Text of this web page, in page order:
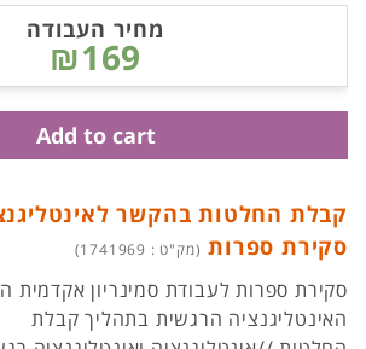
קבלת החלטות בהקשר
סקירת ספרות (מק"ט : 1741969)
סקירת ספרות לעבודת סמינריון אקדמית
האינטליגנציה הרגשית בתהליך קבלת
מחיר העבודה
₪169
Add to cart